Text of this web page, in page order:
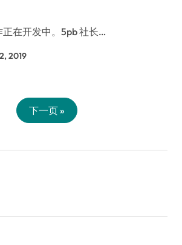
作正在开发中。5pb 社长…
2019
下一页 »